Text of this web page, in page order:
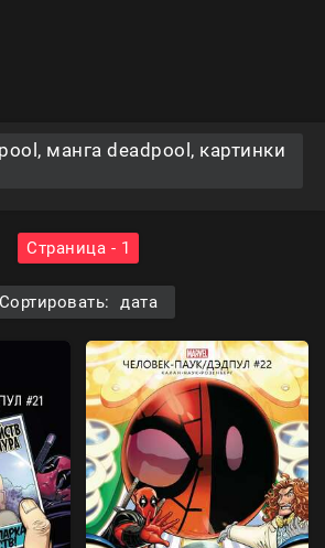
манга deadpool, картинки
Страница - 1
Сортировать: дата